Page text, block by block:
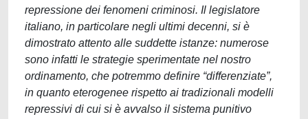
repressione dei fenomeni criminosi. Il legislatore
italiano, in particolare negli ultimi decenni, si è
dimostrato attento alle suddette istanze: numerose
sono infatti le strategie sperimentate nel nostro
ordinamento, che potremmo definire “differenziate”,
in quanto eterogenee rispetto ai tradizionali modelli
repressivi di cui si è avvalso il sistema punitivo